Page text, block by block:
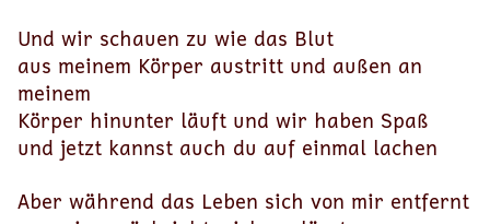
Und wir schauen zu wie das Blut
aus meinem Körper austritt und außen an
meinem
Körper hinunter läuft und wir haben Spaß
und jetzt kannst auch du auf einmal lachen
Aber während das Leben sich von mir entfernt